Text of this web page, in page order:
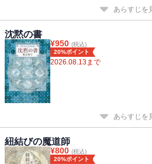
あらすじを
沈黙の書
¥950 (税込)
20%ポイント
2026.08.13まで
あらすじを
紐結びの魔道師
¥800 (税込)
20%ポイント